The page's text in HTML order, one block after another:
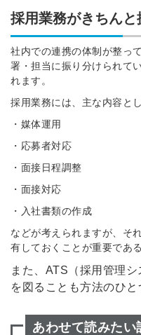
採用業務がきちん
社内での連携の体制が整っ
署・担当に振り分けられて
れます。
採用業務には、主な内容と
・媒体運用
・応募者対応
・面接日程調整
・面接対応
・入社書類の作成
などが考えられますが、そ
有しておくことが重要であ
また、ATS（採用管理
を図ることも方法のひと
あわせて読みたい